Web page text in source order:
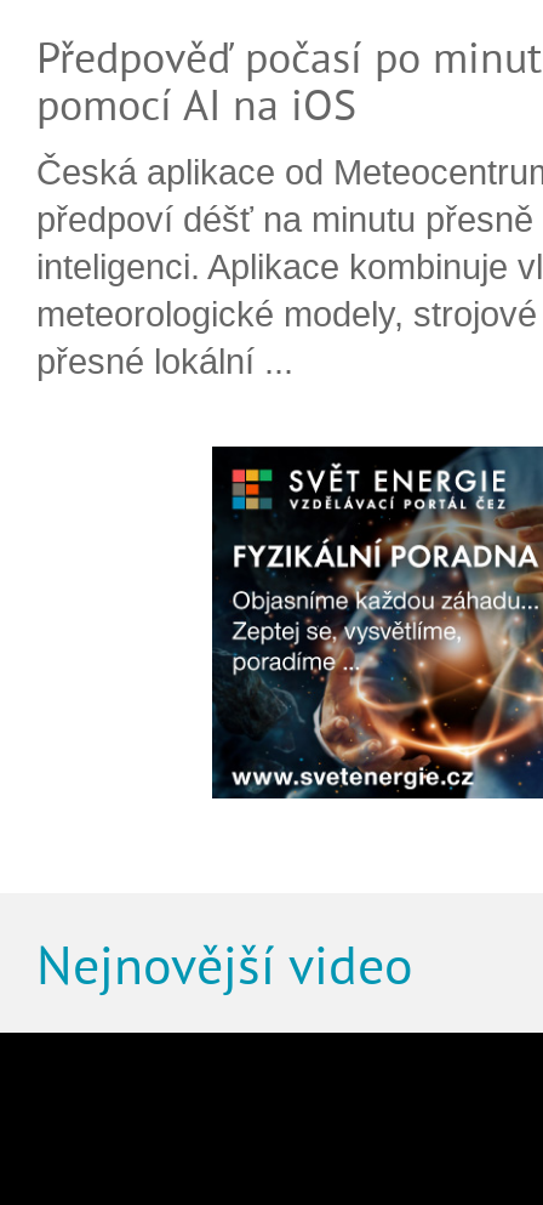
Předpověď počasí po
pomocí AI na iOS
Česká aplikace od
předpoví déšť na minutu
inteligenci. Aplikace kombinuje
meteorologické modely,
přesné lokální ...
Nejnovější video